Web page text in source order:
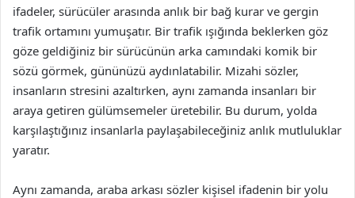
ifadeler, sürücüler arasında anlık bir bağ kurar ve gergin
trafik ortamını yumuşatır. Bir trafik ışığında beklerken göz
göze geldiğiniz bir sürücünün arka camındaki komik bir
sözü görmek, gününüzü aydınlatabilir. Mizahi sözler,
insanların stresini azaltırken, aynı zamanda insanları bir
araya getiren gülümsemeler üretebilir. Bu durum, yolda
karşılaştığınız insanlarla paylaşabileceğiniz anlık mutluluklar
yaratır.
Aynı zamanda, araba arkası sözler kişisel ifadenin bir yolu